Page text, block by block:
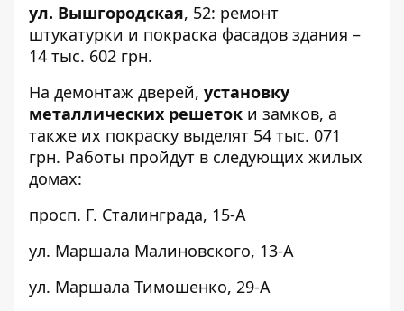
ул. Вышгородская, 52: ремонт
штукатурки и покраска фасадов здания –
14 тыс. 602 грн.
На демонтаж дверей, установку
металлических решеток и замков, а
также их покраску выделят 54 тыс. 071
грн. Работы пройдут в следующих жилых
домах:
просп. Г. Сталинграда, 15-А
ул. Маршала Малиновского, 13-А
ул. Маршала Тимошенко, 29-А